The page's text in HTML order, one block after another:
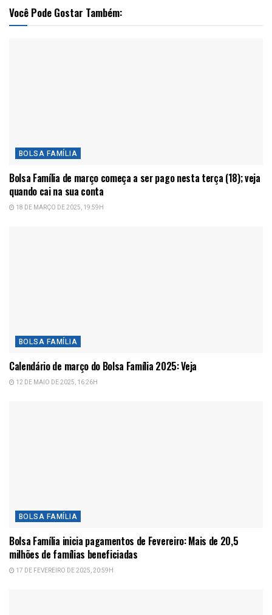
Você Pode Gostar Também:
BOLSA FAMÍLIA
Bolsa Família de março começa a ser pago nesta terça (18); veja
quando cai na sua conta
18 DE MARÇO DE 2025, 19:59H
BOLSA FAMÍLIA
Calendário de março do Bolsa Família 2025: Veja
12 DE MAIO DE 2025, 16:26H
BOLSA FAMÍLIA
Bolsa Família inicia pagamentos de Fevereiro: Mais de 20,5
milhões de famílias beneficiadas
17 DE FEVEREIRO DE 2025, 20:59H